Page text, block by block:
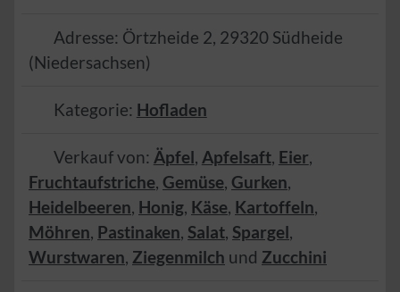
Adresse: Örtzheide 2, 29320 Südheide
(Niedersachsen)
Kategorie: Hofladen
Verkauf von: Äpfel, Apfelsaft, Eier,
Fruchtaufstriche, Gemüse, Gurken,
Heidelbeeren, Honig, Käse, Kartoffeln,
Möhren, Pastinaken, Salat, Spargel,
Wurstwaren, Ziegenmilch und Zucchini